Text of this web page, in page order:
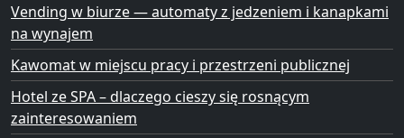
Vending w biurze — automaty z jedzeniem i kanapkami
na wynajem
Kawomat w miejscu pracy i przestrzeni publicznej
Hotel ze SPA – dlaczego cieszy się rosnącym
zainteresowaniem